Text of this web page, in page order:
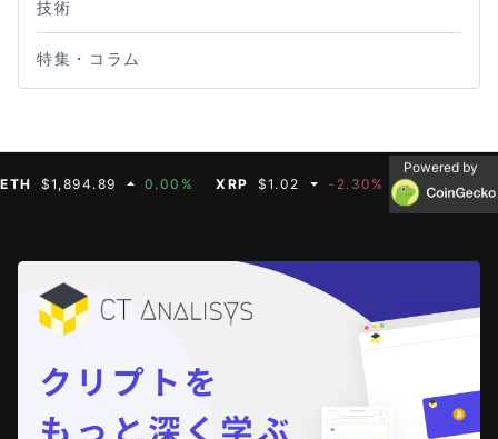
技術
特集・コラム
$1,894.89 0.00% XRP $1.02 -2.30% BNB $587.07
Powered by